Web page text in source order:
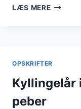
LÆS MERE
OG
OPSKRIFTER
Kyllingelår
peber